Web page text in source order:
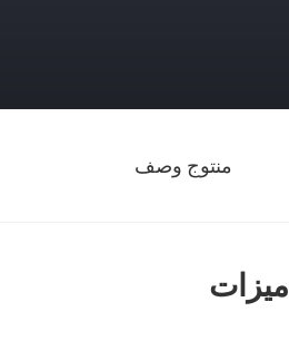
منتوج وصف
ميزات